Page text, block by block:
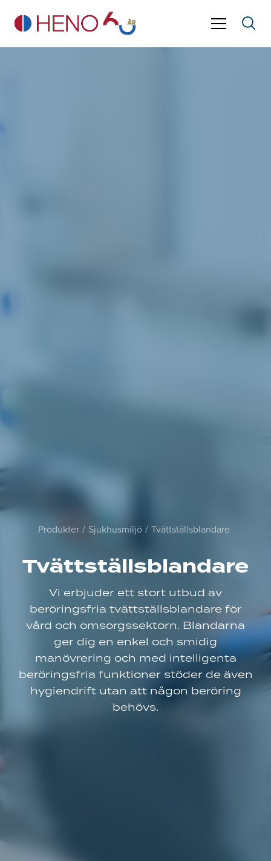
Produkter Sjukhusmiljö Tvättställsblandare
Tvättställsblandare
Vi erbjuder ett stort utbud av
beröringsfria tvättställsblandare för
vård och omsorgssektorn. Blandarna
ger dig en enkel och smidig
manövrering och med intelligenta
beröringsfria funktioner stöder de även
hygiendrift utan att någon beröring
behövs.